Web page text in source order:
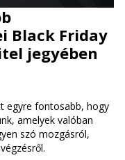
Black Friday
jegyében
egyre fontosabb, hogy
amelyek valóban
szó mozgásról,